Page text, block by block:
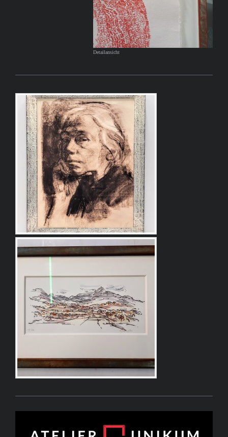
Detailansicht